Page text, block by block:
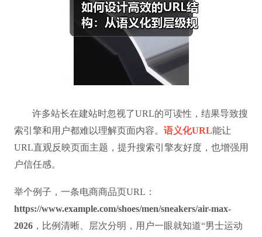
许多站长在建站时忽视了URL的可读性，结果导致搜
索引擎和用户都难以理解页面内容。 语义化URL能让
URL直观反映页面主题，提升搜索引擎友好度，也增强用
户信任感。
举个例子，一条电商商品页URL：
https://www.example.com/shoes/men/sneakers/air-max-
2026，比例清晰、层次分明，用户一眼就知道“男士运动